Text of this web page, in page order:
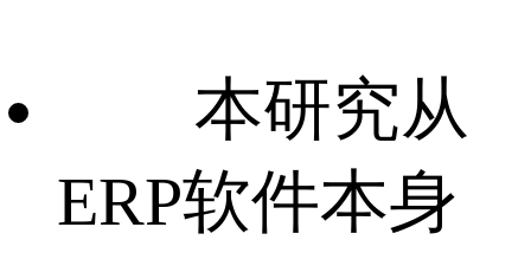
本研究从
ERP软件本身